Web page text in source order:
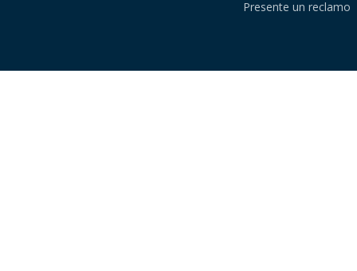
Presente un reclamo